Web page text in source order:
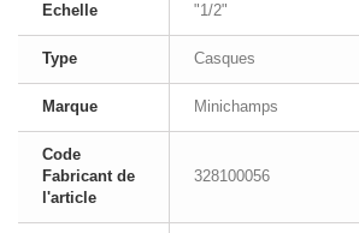
Echelle "1/2"
Type Casques
Marque Minichamps
Code
Fabricant de
l'article
328100056